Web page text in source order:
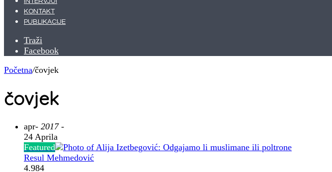
KONTAKT
PUBLIKACIJE
Traži
Facebook
Početna/čovjek
čovjek
apr- 2017 -
24 Aprila
Featured
Resul Mehmedović
4.984